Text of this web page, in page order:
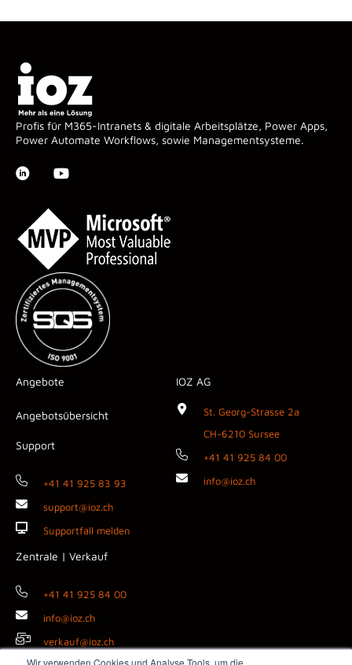
Wir verwenden Cookies und Analyse Tools, um die
Profis für M365-Intranets & digitale Arbeitsplätze, Power Apps,
Power Automate Workflows, sowie Managementsysteme.
Angebote
Angebotsübersicht
Support
+41 41 925 83 93
support@ioz.ch
Supportfall melden
Zentrale | Verkauf
+41 41 925 84 00
info@ioz.ch
verkauf@ioz.ch
IOZ AG
St. Georg-Strasse 2a
CH-6210 Sursee
+41 41 925 84 00
info@ioz.ch